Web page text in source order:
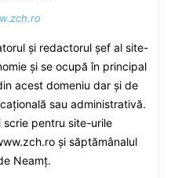
și redactorul șef al site-
și se ocupă în principal
acest domeniu dar și de
sau administrativă.
scrie pentru site-urile
și săptămânalul
Neamț.